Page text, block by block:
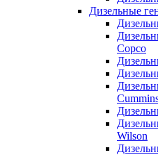
Дизельные
Copco
Wilson